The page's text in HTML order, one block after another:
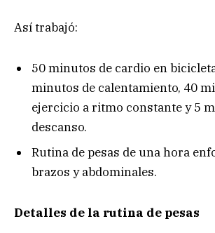
Así trabajó:
50 minutos de cardio en
minutos de calentamiento, 40
ejercicio a ritmo constante y 5
descanso.
Rutina de pesas de una hora
brazos y abdominales.
Detalles de la rutina de pesas